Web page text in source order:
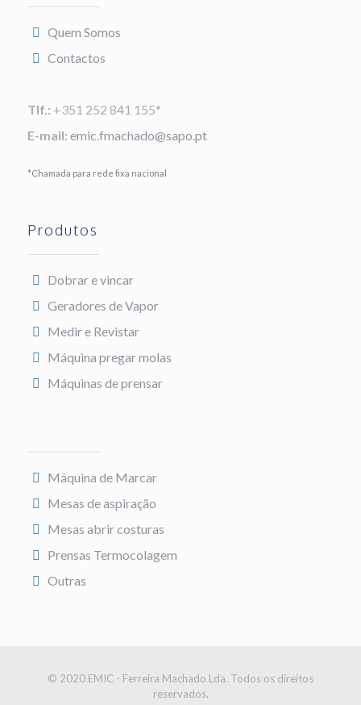
Quem Somos
Contactos
Tlf.: +351 252 841 155*
E-mail: emic.fmachado@sapo.pt
*Chamada para rede fixa nacional
Produtos
Dobrar e vincar
Geradores de Vapor
Medir e Revistar
Máquina pregar molas
Máquinas de prensar
Máquina de Marcar
Mesas de aspiração
Mesas abrir costuras
Prensas Termocolagem
Outras
© 2020 EMIC - Ferreira Machado Lda. Todos os direitos
reservados.